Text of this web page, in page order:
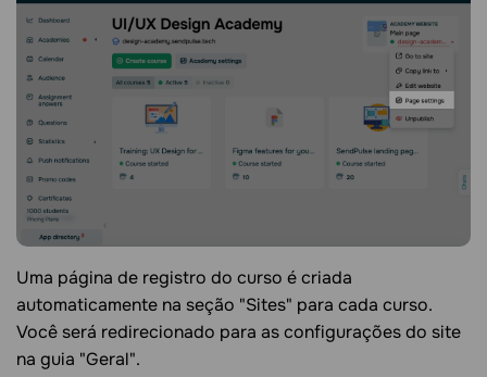
Uma página de registro do curso é criada
automaticamente na seção "Sites" para cada curso.
Você será redirecionado para as configurações do site
na guia "Geral".